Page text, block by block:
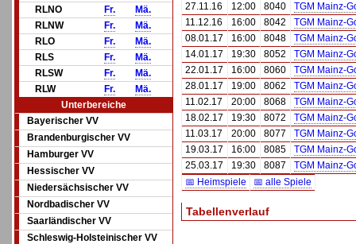
RLNO
Fr.
Mä.
RLNW
Fr.
Mä.
RLO
Fr.
Mä.
RLS
Fr.
Mä.
RLSW
Fr.
Mä.
RLW
Fr.
Mä.
Unterbereiche
Bayerischer VV
Brandenburgischer VV
Hamburger VV
Hessischer VV
Niedersächsischer VV
Nordbadischer VV
Saarländischer VV
Schleswig-Holsteinischer VV
27.11.16
12:00 8040
TGM Mainz-
11.12.16
16:00 8042
TGM Mainz-
08.01.17
16:00 8048
TGM Mainz-
14.01.17
19:30 8052
TGM Mainz-
22.01.17
16:00 8060
TGM Mainz-
28.01.17
19:00 8062
TGM Mainz-
11.02.17
20:00 8068
TGM Mainz-
18.02.17
19:30 8072
TGM Mainz-
11.03.17
20:00 8077
TGM Mainz-
19.03.17
16:00 8085
TGM Mainz-
25.03.17
19:30 8087
TGM Mainz-
📅 Heimspiele
📅 alle Spiele
Tabellenverlauf